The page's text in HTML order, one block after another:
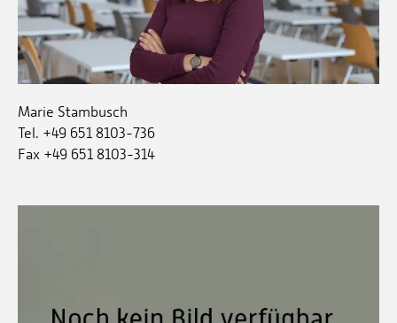
Marie Stambusch
Tel. +49 651 8103-736
Fax +49 651 8103-314